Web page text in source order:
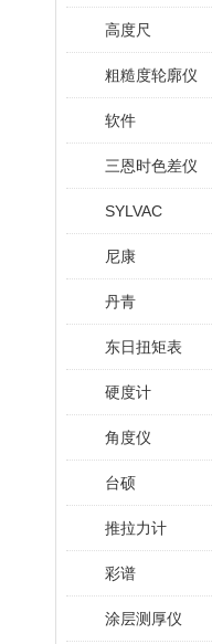
高度尺
粗糙度轮廓仪
软件
三恩时色差仪
SYLVAC
尼康
丹青
东日扭矩表
硬度计
角度仪
台硕
推拉力计
彩谱
涂层测厚仪